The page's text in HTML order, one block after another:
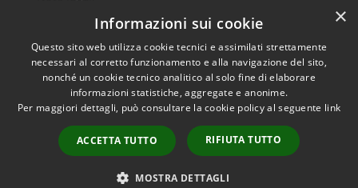
Dichiarazione di accessibilità
RSS
Accessibilità
Copyright © 2026 • Comune di
Municipium•
Accesso
redazione
×
Informazioni sui cookie
Questo sito web utilizza cookie tecnici e assimilati strettamente
necessari al corretto funzionamento e alla navigazione del sito,
nonché un cookie tecnico analitico al solo fine di elaborare
informazioni statistiche, aggregate e anonime.
Per maggiori dettagli, può consultare la cookie policy al seguente link
ACCETTA TUTTO RIFIUTA TUTTO
MOSTRA DETTAGLI